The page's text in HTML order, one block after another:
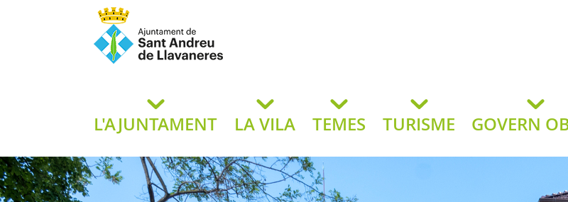
de Llavaneres
L'AJUNTAMENT LA VILA TEMES TURISME GOVERN